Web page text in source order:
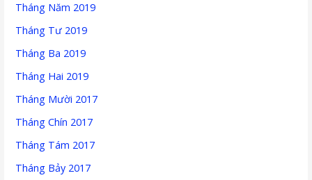
Tháng Năm 2019
Tháng Tư 2019
Tháng Ba 2019
Tháng Hai 2019
Tháng Mười 2017
Tháng Chín 2017
Tháng Tám 2017
Tháng Bảy 2017